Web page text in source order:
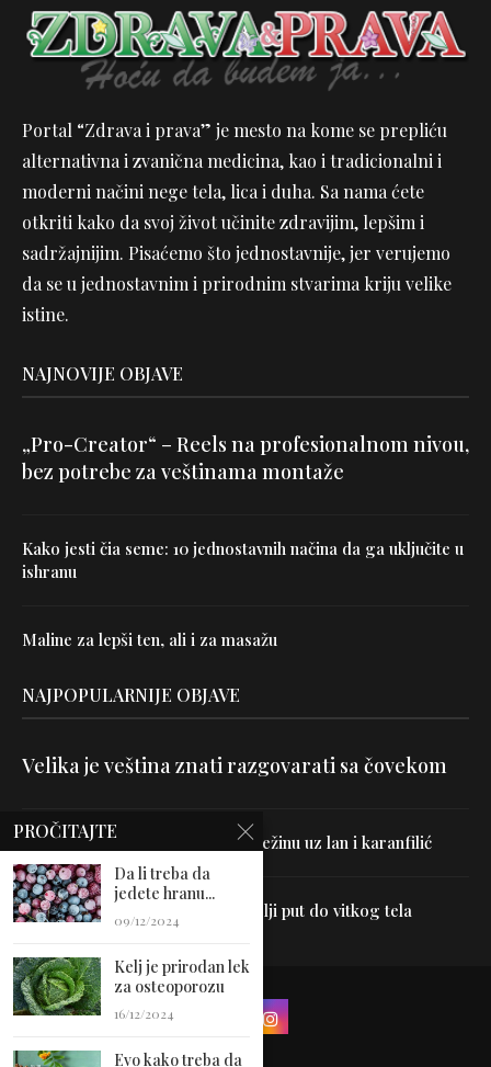
Portal “Zdrava i prava” je mesto na kome se prepliću
alternativna i zvanična medicina, kao i tradicionalni i
moderni načini nege tela, lica i duha. Sa nama ćete
otkriti kako da svoj život učinite zdravijim, lepšim i
sadržajnijim. Pisaćemo što jednostavnije, jer verujemo
da se u jednostavnim i prirodnim stvarima kriju velike
istine.
NAJNOVIJE OBJAVE
„Pro-Creator“ – Reels na profesionalnom nivou,
bez potrebe za veštinama montaže
Kako jesti čia seme: 10 jednostavnih načina da ga uključite u
ishranu
Maline za lepši ten, ali i za masažu
NAJPOPULARNIJE OBJAVE
Velika je veština znati razgovarati sa čovekom
Uništite parazite i normalizujte težinu uz lan i karanfilić
Dr Hajder: Akupunktura je najbolji put do vitkog tela
PROČITAJTE
Da li treba da
jedete hranu...
09/12/2024
Kelj je prirodan lek
za osteoporozu
16/12/2024
Evo kako treba da